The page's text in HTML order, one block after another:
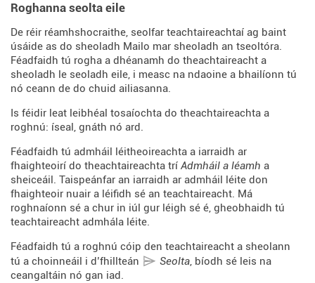
Roghanna seolta eile
De réir réamhshocraithe, seolfar teachtaireachtaí ag baint
úsáide as do sheoladh Mailo mar sheoladh an tseoltóra.
Féadfaidh tú rogha a dhéanamh do theachtaireacht a
sheoladh le seoladh eile, i measc na ndaoine a bhailíonn tú
nó ceann de do chuid ailiasanna.
Is féidir leat leibhéal tosaíochta do theachtaireachta a
roghnú: íseal, gnáth nó ard.
Féadfaidh tú admháil léitheoireachta a iarraidh ar
fhaighteoirí do theachtaireachta trí Admháil a léamh a
sheiceáil. Taispeánfar an iarraidh ar admháil léite don
fhaighteoir nuair a léifidh sé an teachtaireacht. Má
roghnaíonn sé a chur in iúl gur léigh sé é, gheobhaidh tú
teachtaireacht admhála léite.
Féadfaidh tú a roghnú cóip den teachtaireacht a sheolann
tú a choinneáil i d’fhillteán
Seolta, bíodh sé leis na
ceangaltáin nó gan iad.